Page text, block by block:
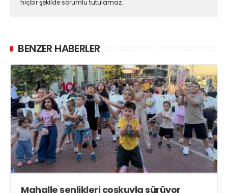
hiçbir şekilde sorumlu tutulamaz.
BENZER HABERLER
Mahalle şenlikleri coşkuyla sürüyor